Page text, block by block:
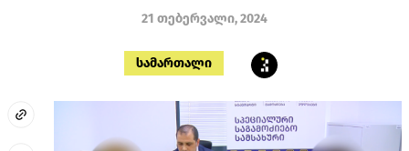
21 თებერვალი, 2024
სამართალი